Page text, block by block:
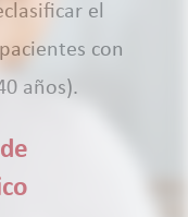
el
con
años).